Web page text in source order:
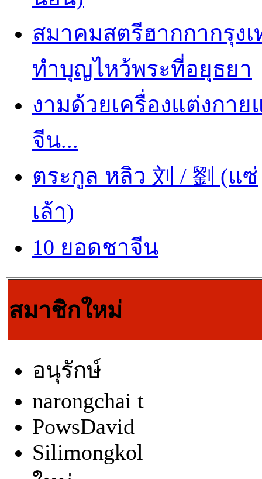
สมาคมสตรีฮากกากรุงเ
ทำบุญไหว้พระที่อยุธยา
งามด้วยเครื่องแต่งกาย
จีน...
ตระกูล หลิว 刘 / 劉 (แซ่
เล้า)
10 ยอดชาจีน
สมาชิกใหม่
อนุรักษ์
narongchai t
PowsDavid
Silimongkol